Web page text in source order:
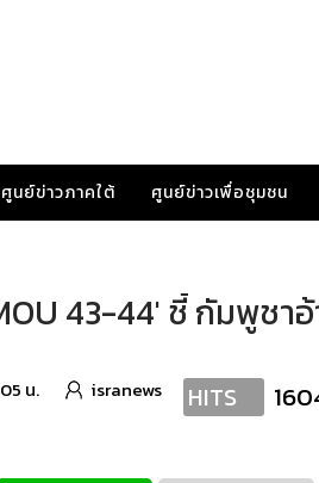
ศูนย์ข่าวภาคใต้ ศูนย์ข่าวเพื่อชุมชน
43-44' ชี้ กัมพูชาอ้
น. isranews HITS